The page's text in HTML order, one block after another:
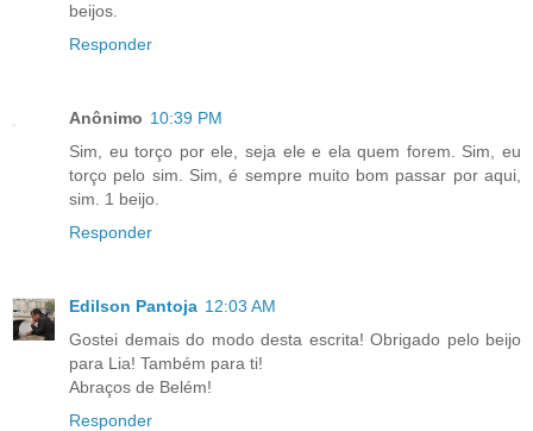
beijos.
Responder
Anônimo 10:39 PM
Sim, eu torço por ele, seja ele e ela quem forem. Sim, eu
torço pelo sim. Sim, é sempre muito bom passar por aqui,
sim. 1 beijo.
Responder
Edilson Pantoja 12:03 AM
Gostei demais do modo desta escrita! Obrigado pelo beijo
para Lia! Também para ti!
Abraços de Belém!
Responder